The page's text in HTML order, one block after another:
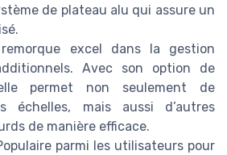
de plateau alu qui assure un
excel dans la gestion
Avec son option de
permet non seulement de
échelles, mais aussi d’autres
de manière efficace.
parmi les utilisateurs pour